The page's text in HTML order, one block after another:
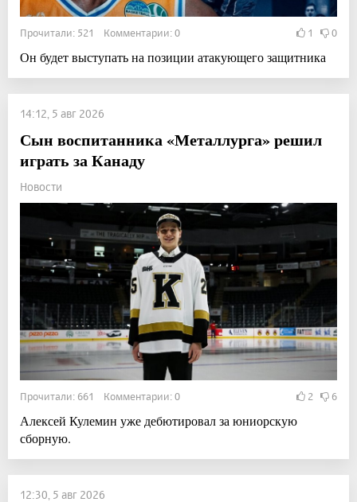
Прочитали: 521 Комментарии: 0 1 0
Он будет выступать на позиции атакующего защитника
14:12, 5 авг 2026
Сын воспитанника «Металлурга» решил
играть за Канаду
Новости
Прочитали: 661 Комментарии: 0 2 6
Алексей Кулемин уже дебютировал за юниорскую
сборную.
12:30, 5 авг 2026